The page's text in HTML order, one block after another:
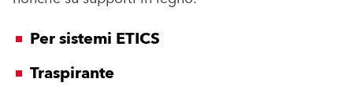
Per sistemi ETICS
Traspirante